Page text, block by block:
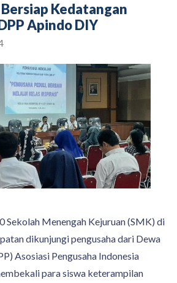
Kedatangan
Apindo DIY
Sekolah Menengah Kejuruan (SMK) di
dikunjungi pengusaha dari Dewa
Asosiasi Pengusaha Indonesia
para siswa keterampilan